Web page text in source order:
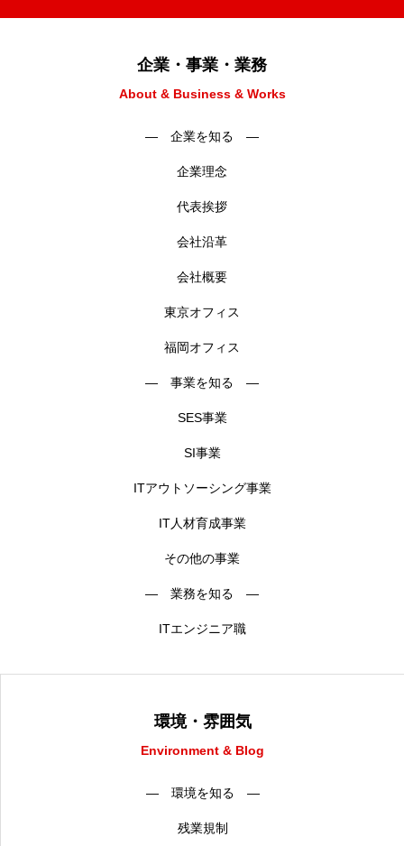
ユニーク制度
アルムナイ採用エントリー
企業・事業・業務
About & Business & Works
― 企業を知る ―
企業理念
代表挨拶
会社沿革
会社概要
東京オフィス
福岡オフィス
― 事業を知る ―
SES事業
SI事業
ITアウトソーシング事業
IT人材育成事業
その他の事業
― 業務を知る ―
ITエンジニア職
環境・雰囲気
Environment & Blog
― 環境を知る ―
残業規制